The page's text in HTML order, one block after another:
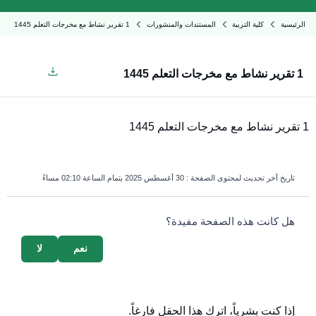
الرئيسية كلية التربية المستندات والمنشورات 1 تقرير نشاط مع مخرجات التعلم 1445
1 تقرير نشاط مع مخرجات التعلم 1445
1 تقرير نشاط مع مخرجات التعلم 1445
تاريخ آخر تحديث لمحتوى الصفحة : 30 أغسطس 2025 بتمام الساعة 02:10 مساءً
survey_v2
هل كانت هذه الصفحة مفيدة؟
لا نعم
إذا كنت بشرياً، اترك هذا الحقل فارغاً.